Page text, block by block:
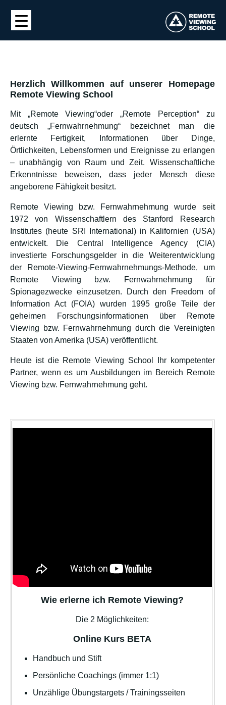
Herzlich Willkommen auf unserer Homepage
Remote Viewing School
Mit „Remote Viewing“oder „Remote Perception“ zu
deutsch „Fernwahrnehmung“ bezeichnet man die
erlernte Fertigkeit, Informationen über Dinge,
Örtlichkeiten, Lebensformen und Ereignisse zu erlangen
– unabhängig von Raum und Zeit. Wissenschaftliche
Erkenntnisse beweisen, dass jeder Mensch diese
angeborene Fähigkeit besitzt.
Remote Viewing bzw. Fernwahrnehmung wurde seit
1972 von Wissenschaftlern des Stanford Research
Institutes (heute SRI International) in Kalifornien (USA)
entwickelt. Die Central Intelligence Agency (CIA)
investierte Forschungsgelder in die Weiterentwicklung
der Remote-Viewing-Fernwahrnehmungs-Methode, um
Remote Viewing bzw. Fernwahrnehmung für
Spionagezwecke einzusetzen. Durch den Freedom of
Information Act (FOIA) wurden 1995 große Teile der
geheimen Forschungsinformationen über Remote
Viewing bzw. Fernwahrnehmung durch die Vereinigten
Staaten von Amerika (USA) veröffentlicht.
Heute ist die Remote Viewing School Ihr kompetenter
Partner, wenn es um Ausbildungen im Bereich Remote
Viewing bzw. Fernwahrnehmung geht.
Wie erlerne ich Remote Viewing?
Die 2 Möglichkeiten:
Online Kurs BETA
Handbuch und Stift
Persönliche Coachings (immer 1:1)
Unzählige Übungstargets / Trainingsseiten